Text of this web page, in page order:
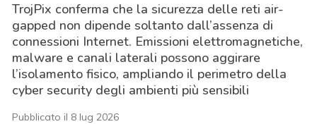
TrojPix conferma che la sicurezza delle reti air-
gapped non dipende soltanto dall’assenza di
connessioni Internet. Emissioni elettromagnetiche,
malware e canali laterali possono aggirare
l’isolamento fisico, ampliando il perimetro della
cyber security degli ambienti più sensibili
Pubblicato il 8 lug 2026